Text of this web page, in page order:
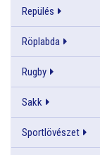
Repülés
Röplabda
Rugby
Sakk
Sportlövészet